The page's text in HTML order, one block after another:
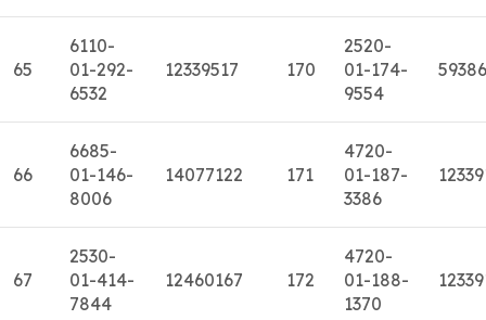
65
6110-
01-292-
6532
12339517 170
2520-
01-174-
9554
66
6685-
01-146-
8006
14077122 171
4720-
01-187-
3386
67
2530-
01-414-
7844
12460167 172
4720-
01-188-
1370